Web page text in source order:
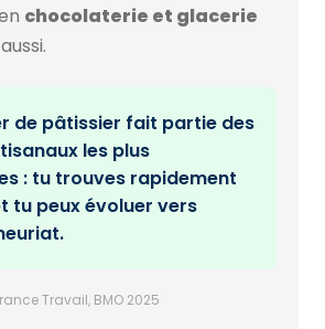
chocolaterie et glacerie
de pâtissier fait partie des
les plus
: tu trouves rapidement
tu peux évoluer vers
Travail, BMO 2025